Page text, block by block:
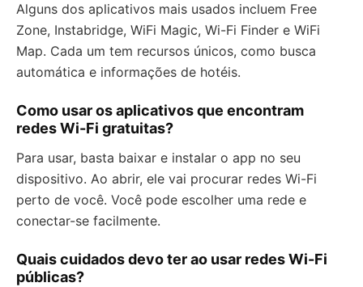
Alguns dos aplicativos mais usados incluem Free
Zone, Instabridge, WiFi Magic, Wi-Fi Finder e WiFi
Map. Cada um tem recursos únicos, como busca
automática e informações de hotéis.
Como usar os aplicativos que encontram
redes Wi-Fi gratuitas?
Para usar, basta baixar e instalar o app no seu
dispositivo. Ao abrir, ele vai procurar redes Wi-Fi
perto de você. Você pode escolher uma rede e
conectar-se facilmente.
Quais cuidados devo ter ao usar redes Wi-Fi
públicas?